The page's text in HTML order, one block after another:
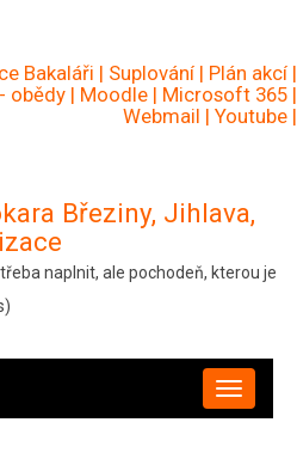
Bakaláři | Suplování | Plán akcí |
obědy | Moodle | Microsoft 365 |
Webmail | Youtube |
Březiny, Jihlava,
naplnit, ale pochodeň, kterou je